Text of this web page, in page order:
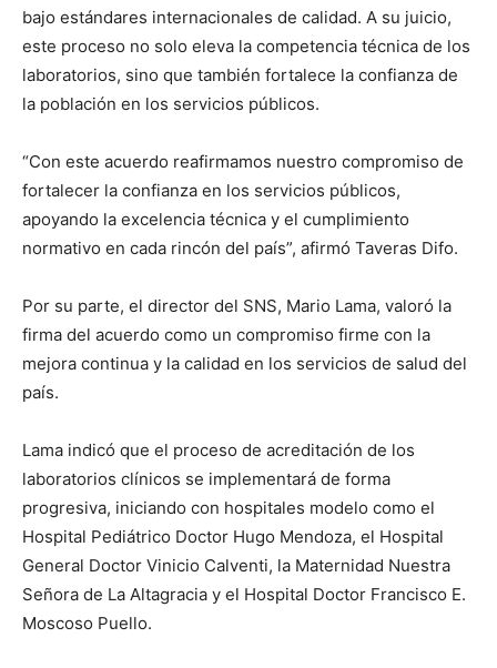
bajo estándares internacionales de calidad. A su juicio,
este proceso no solo eleva la competencia técnica de los
laboratorios, sino que también fortalece la confianza de
la población en los servicios públicos.
“Con este acuerdo reafirmamos nuestro compromiso de
fortalecer la confianza en los servicios públicos,
apoyando la excelencia técnica y el cumplimiento
normativo en cada rincón del país”, afirmó Taveras Difo.
Por su parte, el director del SNS, Mario Lama, valoró la
firma del acuerdo como un compromiso firme con la
mejora continua y la calidad en los servicios de salud del
país.
Lama indicó que el proceso de acreditación de los
laboratorios clínicos se implementará de forma
progresiva, iniciando con hospitales modelo como el
Hospital Pediátrico Doctor Hugo Mendoza, el Hospital
General Doctor Vinicio Calventi, la Maternidad Nuestra
Señora de La Altagracia y el Hospital Doctor Francisco E.
Moscoso Puello.